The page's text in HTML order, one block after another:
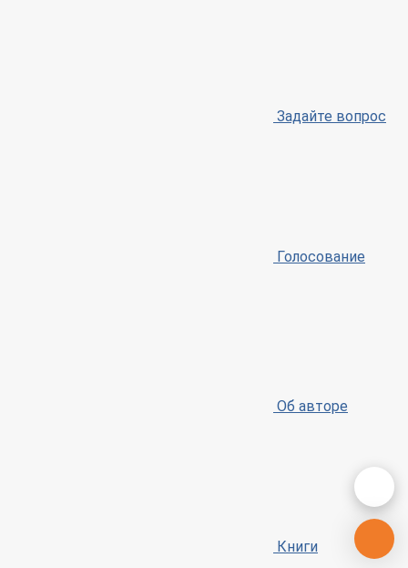
Задайте вопрос
Голосование
Об авторе
Книги